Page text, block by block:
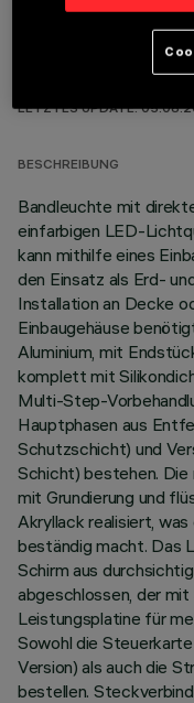
LETZTES UPDATE:
BESCHREIBUNG
Bandleuchte mit
einfarbigen LED-
kann mithilfe eines
den Einsatz als Erd-
Installation an Decke
Einbaugehäuse
Aluminium, mit
komplett mit
Multi-Step-
Hauptphasen aus
Schutzschicht) und
Schicht) bestehen. Die
mit Grundierung und
Akryllack realisiert,
beständig macht. Das
Schirm aus
abgeschlossen, der
Leistungsplatine für
Sowohl die
Version) als auch die
bestellen.